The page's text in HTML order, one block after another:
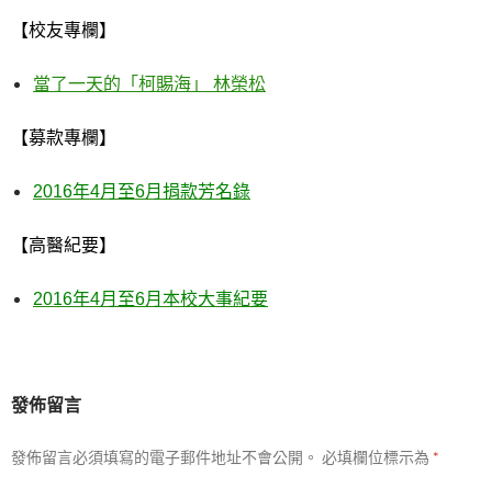
【校友專欄】
當了一天的「柯賜海」 林榮松
【募款專欄】
2016年4月至6月捐款芳名錄
【高醫紀要】
2016年4月至6月本校大事紀要
發佈留言
發佈留言必須填寫的電子郵件地址不會公開。 必填欄位標示為 *